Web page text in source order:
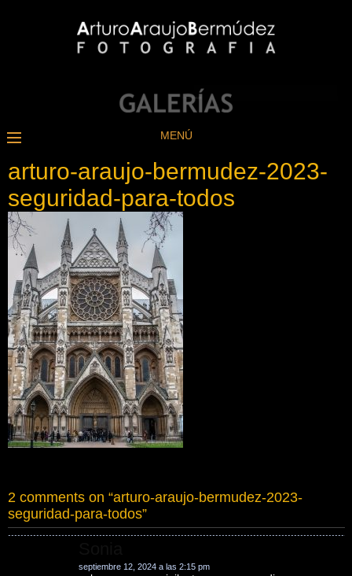
MENÚ
arturo-araujo-bermudez-2023-
seguridad-para-todos
2 comments on “arturo-araujo-bermudez-2023-
seguridad-para-todos”
septiembre 12, 2024 a las 2:15 pm